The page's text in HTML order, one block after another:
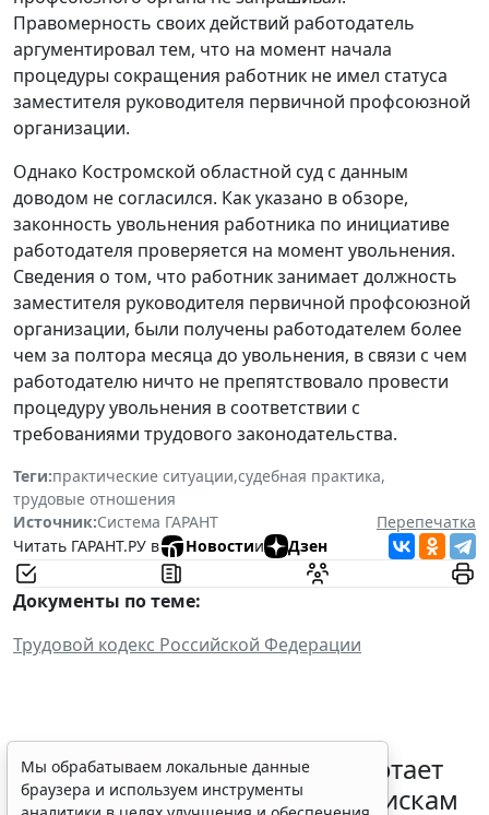
Правомерность своих действий работодатель
аргументировал тем, что на момент начала
процедуры сокращения работник не имел статуса
заместителя руководителя первичной профсоюзной
организации.
Однако Костромской областной суд с данным
доводом не согласился. Как указано в обзоре,
законность увольнения работника по инициативе
работодателя проверяется на момент увольнения.
Сведения о том, что работник занимает должность
заместителя руководителя первичной профсоюзной
организации, были получены работодателем более
чем за полтора месяца до увольнения, в связи с чем
работодателю ничто не препятствовало провести
процедуру увольнения в соответствии с
требованиями трудового законодательства.
Теги:практические ситуации,судебная практика,
трудовые отношения
Источник:Система ГАРАНТ
Перепечатка
Читать ГАРАНТ.РУ в
Новостии Дзен
Документы по теме:
Трудовой кодекс Российской Федерации
С 1 февраля 2027 года заработает
ГОСТ по психосоциальным рискам
Мы обрабатываем локальные данные
браузера и используем инструменты